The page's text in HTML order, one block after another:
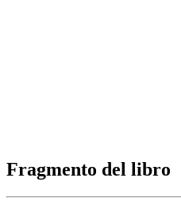
Fragmento del libro